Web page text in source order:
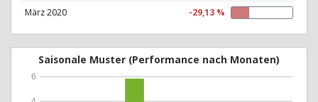
März 2020
-29,13 %
Saisonale Muster (Performance nach Monaten)
6